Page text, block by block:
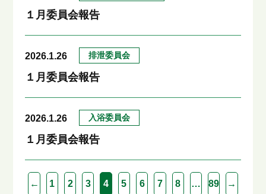
１月委員会報告
2026.1.26 排泄委員会
１月委員会報告
2026.1.26 入浴委員会
１月委員会報告
← 1 2 3 4 5 6 7 8 … 89 →